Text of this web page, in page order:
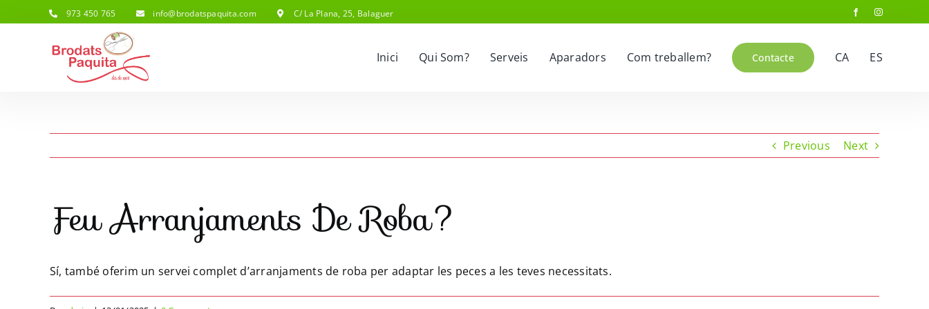
973 450 765 info@brodatspaquita.com C/ La Plana, 25, Balaguer
Inici Qui Som? Serveis Aparadors Com treballem? Contacte CA ES
Previous Next
Feu Arranjaments De Roba?
Sí, també oferim un servei complet d’arranjaments de roba per adaptar les peces a les teves necessitats.